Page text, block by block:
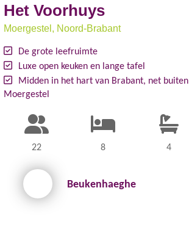
Het Voorhuys
Moergestel , Noord-Brabant
De grote leefruimte
Luxe open keuken en lange tafel
Midden in het hart van Brabant, net buiten
Moergestel
22 8 4
Beukenhaeghe